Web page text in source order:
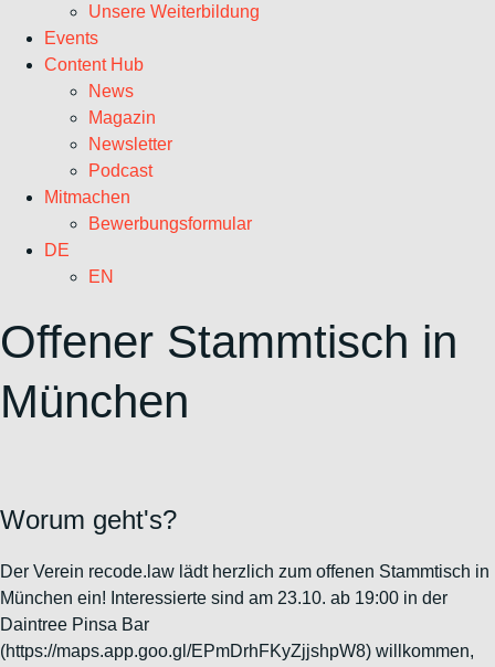
Unsere Weiterbildung
Events
Content Hub
News
Magazin
Newsletter
Podcast
Mitmachen
Bewerbungsformular
DE
EN
Offener Stammtisch in
München
Worum geht's?
Der Verein recode.law lädt herzlich zum offenen Stammtisch in
München ein! Interessierte sind am 23.10. ab 19:00 in der
Daintree Pinsa Bar
(https://maps.app.goo.gl/EPmDrhFKyZjjshpW8) willkommen,